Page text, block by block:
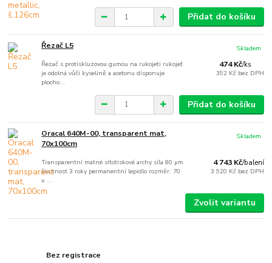
Přidat do košíku
Řezač L5
Řezač s protiskluzovou gumou na rukojeti rukojeť
je odolná vůči kyselině a acetonu disponuje
plocho...
474 Kč/ks
392 Kč bez DPH
Skladem
Přidat do košíku
Oracal 640M-00, transparent mat,
70x100cm
Transparentní matné sítotiskové archy síla 80 µm
životnost 3 roky permanentní lepidlo rozměr: 70
x ...
4 743 Kč/balení
3 920 Kč bez DPH
Skladem
Zvolit variantu
Bez registrace